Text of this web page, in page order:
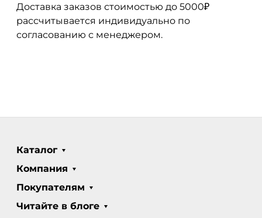
Доставка заказов стоимостью до 5000₽
рассчитывается индивидуально по
согласованию с менеджером.
Каталог
Компания
Покупателям
Читайте в блоге